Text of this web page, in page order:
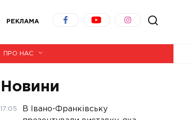
РЕКЛАМА
ПРО НАС
Новини
17:05
В Івано-Франківську